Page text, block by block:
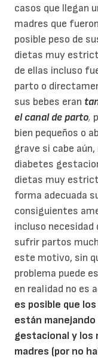
casos que llegan
madres que
posible peso de
dietas muy
de ellas incluso
parto o
sus bebes eran
el canal de parto,
bien pequeños o
grave si cabe
diabetes
dietas muy
forma adecuada
consiguientes
incluso
sufrir partos
este motivo, sin
problema puede
en realidad no es
es posible que
están
gestacional y los
madres (por no